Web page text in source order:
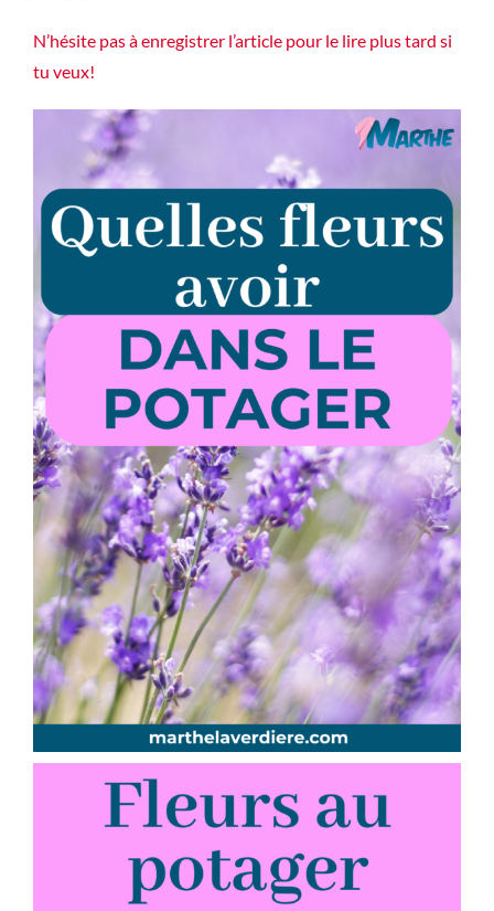
N’hésite pas à enregistrer l’article pour le lire plus tard si
tu veux!